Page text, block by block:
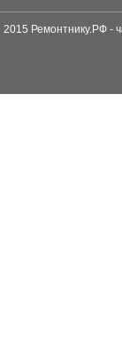
2015 Ремонтнику.РФ -